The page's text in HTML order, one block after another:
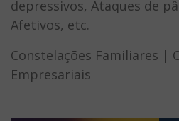
depressivos, Ataques de
Afetivos, etc.
Constelações Familiares |
Empresariais